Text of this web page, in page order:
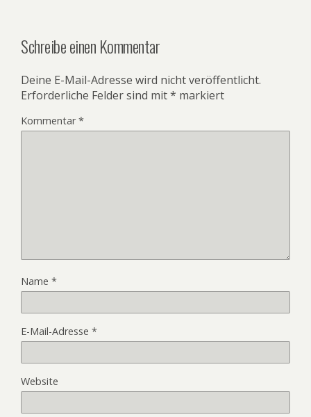
Schreibe einen Kommentar
Deine E-Mail-Adresse wird nicht veröffentlicht.
Erforderliche Felder sind mit* markiert
Kommentar*
Name *
E-Mail-Adresse *
Website